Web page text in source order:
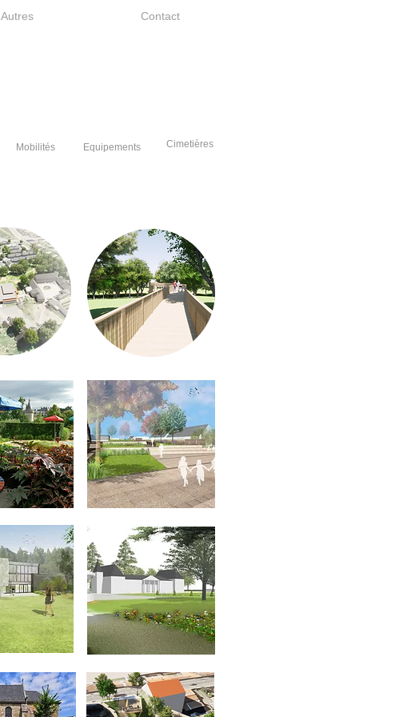
Autres Contact
Mobilités Equipements Cimetières